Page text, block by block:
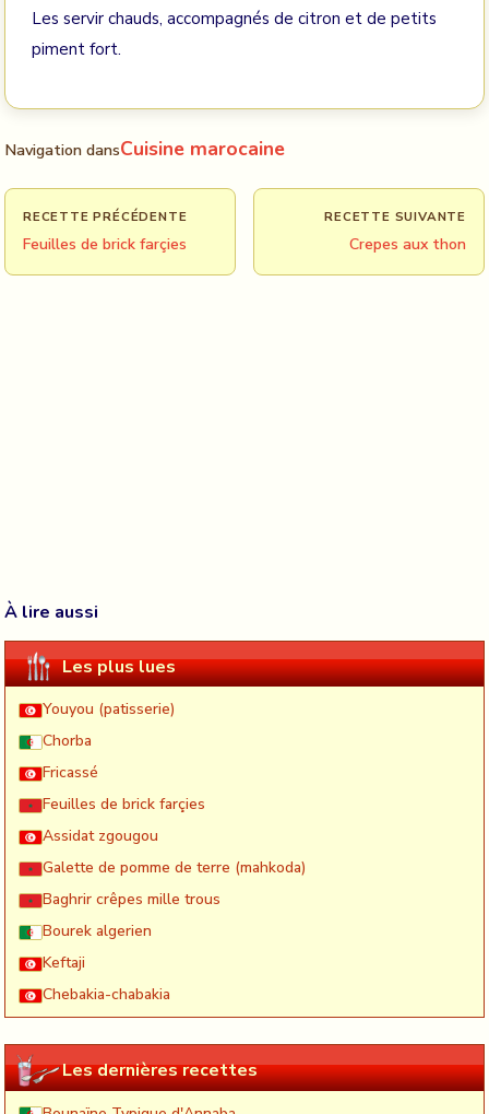
Les servir chauds, accompagnés de citron et de petits
piment fort.
Navigation dansCuisine marocaine
RECETTE PRÉCÉDENTE
Feuilles de brick farçies
RECETTE SUIVANTE
Crepes aux thon
À lire aussi
Les plus lues
Youyou (patisserie)
Chorba
Fricassé
Feuilles de brick farçies
Assidat zgougou
Galette de pomme de terre (mahkoda)
Baghrir crêpes mille trous
Bourek algerien
Keftaji
Chebakia-chabakia
Les dernières recettes